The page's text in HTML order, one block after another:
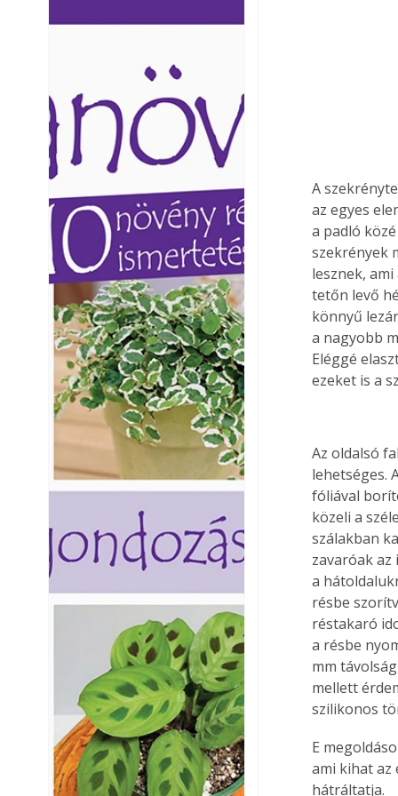
A
az egyes
a padló
szekrények
lesznek,
tetőn levő
könnyű
a nagyobb
Eléggé
ezeket is a
Az oldalsó
lehetséges.
fóliával
közeli a
szálakban
zavaróak
a
résbe
réstakaró
a résbe
mm
mellett
szilikonos
E
ami kihat az
hátráltatja.